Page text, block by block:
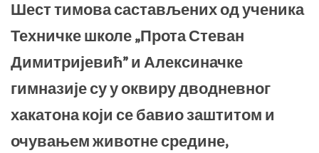
Шест тимова састављених од ученика
Техничке школе „Прота Стеван
Димитријевић” и Алексиначке
гимназије су у оквиру дводневног
хакатона који се бавио заштитом и
очувањем животне средине,